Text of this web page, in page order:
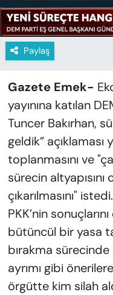
Paylaş
Gazete Emek-
yayınına katılan
Tuncer Bakırhan,
geldik” açıklaması
toplanmasını ve
sürecin
çıkarılmasını" istedi.
PKK’nin
bütüncül bir yasa
bırakma
ayrımı gibi
örgütte kim silah
YAZAR KÖŞESİ
SİYASET
VAN VE